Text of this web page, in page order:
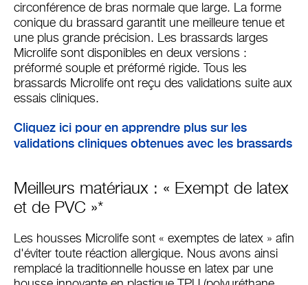
circonférence de bras normale que large. La forme
conique du brassard garantit une meilleure tenue et
une plus grande précision. Les brassards larges
Microlife sont disponibles en deux versions :
préformé souple et préformé rigide. Tous les
brassards Microlife ont reçu des validations suite aux
essais cliniques.
Cliquez ici pour en apprendre plus sur les
validations cliniques obtenues avec les brassards
Meilleurs matériaux : « Exempt de latex
et de PVC »*
Les housses Microlife sont « exemptes de latex » afin
d'éviter toute réaction allergique. Nous avons ainsi
remplacé la traditionnelle housse en latex par une